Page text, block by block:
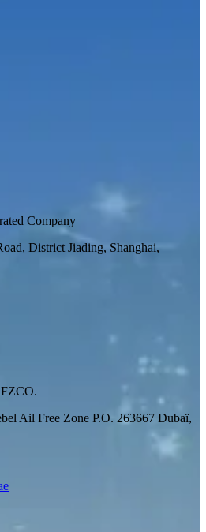
Company
District Jiading, Shanghai,
Ail Free Zone P.O. 263667 Dubaï,